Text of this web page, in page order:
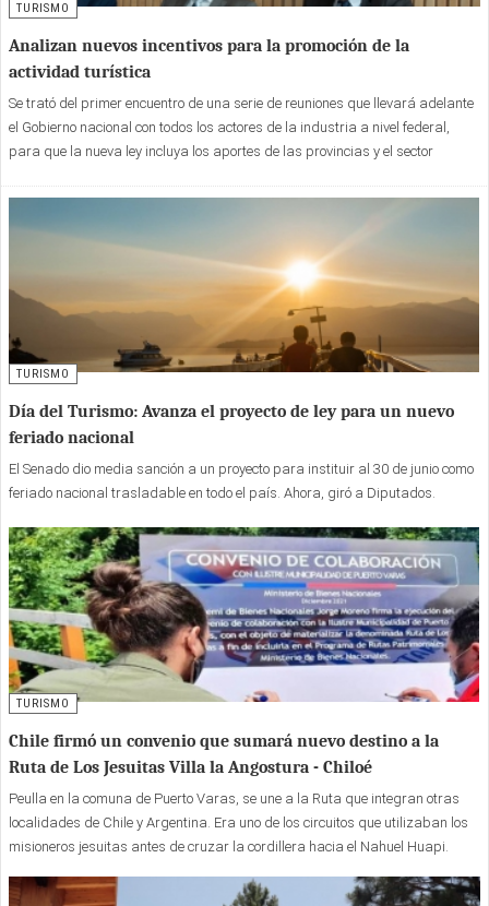
TURISMO
Analizan nuevos incentivos para la promoción de la
actividad turística
Se trató del primer encuentro de una serie de reuniones que llevará adelante
el Gobierno nacional con todos los actores de la industria a nivel federal,
para que la nueva ley incluya los aportes de las provincias y el sector
TURISMO
Día del Turismo: Avanza el proyecto de ley para un nuevo
feriado nacional
El Senado dio media sanción a un proyecto para instituir al 30 de junio como
feriado nacional trasladable en todo el país. Ahora, giró a Diputados.
TURISMO
Chile firmó un convenio que sumará nuevo destino a la
Ruta de Los Jesuitas Villa la Angostura - Chiloé
Peulla en la comuna de Puerto Varas, se une a la Ruta que integran otras
localidades de Chile y Argentina. Era uno de los circuitos que utilizaban los
misioneros jesuitas antes de cruzar la cordillera hacia el Nahuel Huapi.